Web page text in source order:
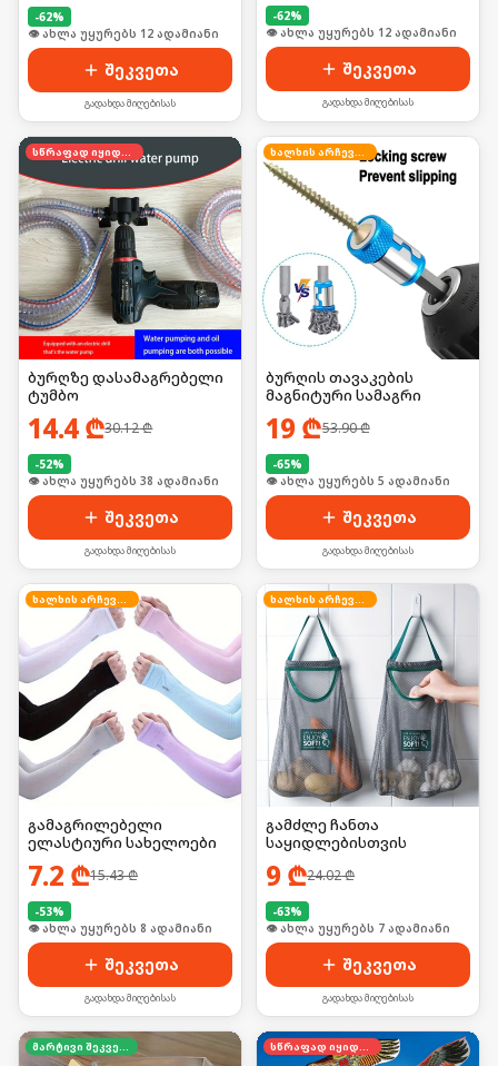
-62%
🛒 ბოლო 24სთ-ში იყიდა 20-მა
შეკვეთა
გადახდა მიღებისას
-62%
🛒 ბოლო 24სთ-ში იყიდა 15-მა
შეკვეთა
გადახდა მიღებისას
ბურღზე დასამაგრებელი
ტუმბო
14.4₾30.12₾
-52%
🛒 ბოლო 24სთ-ში იყიდა 50-მა
შეკვეთა
გადახდა მიღებისას
ბურღის თავაკების
მაგნიტური სამაგრი
19 ₾53.90₾
-65%
🛒 ბოლო 24სთ-ში იყიდა 7-მა
შეკვეთა
გადახდა მიღებისას
გამაგრილებელი
ელასტიური სახელოები
7.2 ₾15.43₾
-53%
🛒 ბოლო 24სთ-ში იყიდა 15-მა
შეკვეთა
გადახდა მიღებისას
გამძლე ჩანთა
საყიდლებისთვის
9 ₾24.02₾
-63%
🛒 ბოლო 24სთ-ში იყიდა 14-მა
შეკვეთა
გადახდა მიღებისას